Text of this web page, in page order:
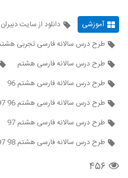
آموزشی دانلود از سایت
طرح درس سالانه فارسی تجربی هشتم
طرح درس سالانه فارسی هشتم
طرح درس سالانه فارسی هشتم 96
طرح درس سالانه فارسی هشتم 96 97
طرح درس سالانه فارسی هشتم 97
طرح درس سالانه فارسی هشتم 98 97
۴۵۶